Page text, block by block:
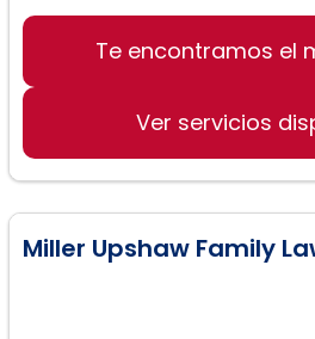
Divorcio y separación
Derecho de familia
Te encontramos el
Ver servicios
Miller Upshaw Family